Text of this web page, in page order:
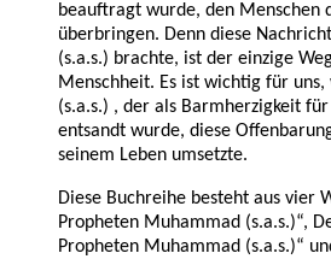
beauftragt wurde, den Menschen
überbringen. Denn diese
(s.a.s.) brachte, ist der einzige
Menschheit. Es ist wichtig für
(s.a.s.) , der als Barmherzigkeit
entsandt wurde, diese
seinem Leben umsetzte.
Diese Buchreihe besteht aus vier
Propheten Muhammad (s.a.s.)“,
Propheten Muhammad (s.a.s.)“